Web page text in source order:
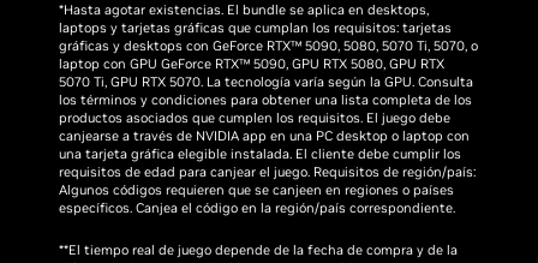
*Hasta agotar existencias. El bundle se aplica en desktops,
laptops y tarjetas gráficas que cumplan los requisitos: tarjetas
gráficas y desktops con GeForce RTX™ 5090, 5080, 5070 Ti, 5070, o
laptop con GPU GeForce RTX™ 5090, GPU RTX 5080, GPU RTX
5070 Ti, GPU RTX 5070. La tecnología varía según la GPU. Consulta
los términos y condiciones para obtener una lista completa de los
productos asociados que cumplen los requisitos. El juego debe
canjearse a través de NVIDIA app en una PC desktop o laptop con
una tarjeta gráfica elegible instalada. El cliente debe cumplir los
requisitos de edad para canjear el juego. Requisitos de región/país:
Algunos códigos requieren que se canjeen en regiones o países
específicos. Canjea el código en la región/país correspondiente.
**El tiempo real de juego depende de la fecha de compra y de la